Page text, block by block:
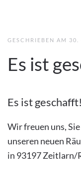
GESCHRIEBEN AM 30.
Es ist
Es ist geschafft!
Wir freuen uns,
unseren neuen
in 93197 Zeitlarn/